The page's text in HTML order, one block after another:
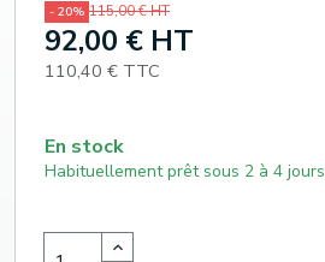
- 20% 115,00 € HT
92,00 € HT
110,40 € TTC
En stock
Habituellement prêt sous 2 à 4 jours